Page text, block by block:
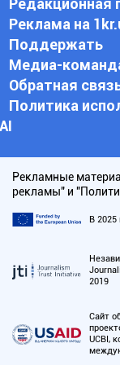
Редакционная
Реклама на
Поддержать
Медиа-
Обратная
Политика
АI
Рекламные
рекламы" и
В 2025
2019
Сайт
UCBI,